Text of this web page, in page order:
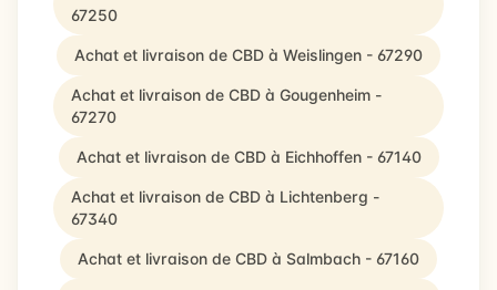
67250
Achat et livraison de CBD à Weislingen - 67290
Achat et livraison de CBD à Gougenheim -
67270
Achat et livraison de CBD à Eichhoffen - 67140
Achat et livraison de CBD à Lichtenberg -
67340
Achat et livraison de CBD à Salmbach - 67160